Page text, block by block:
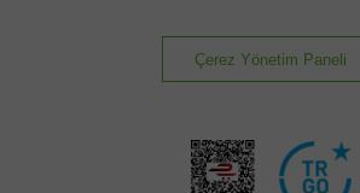
Çerez Yönetim Paneli